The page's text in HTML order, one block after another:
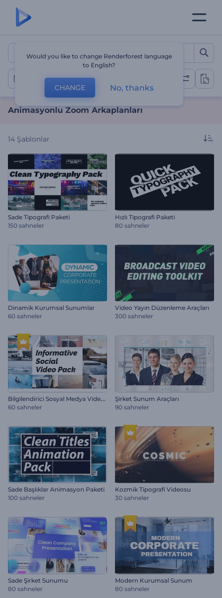
Animasyonlu Zoom
Zoom Arkaplan Videoları
Animasyonlu Zoom Arkaplanları
14 Şablonlar
Sade Tipografi Paketi
150 sahneler
Hızlı Tipografi Paketi
80 sahneler
Dinamik Kurumsal Sunumlar
60 sahneler
Video Yayın Düzenleme Araçları
300 sahneler
B
ilgilendirici Sosyal Medya Video Paketi
60 sahneler
Şirket Sunum Araçları
90 sahneler
Sade Başlıklar Animasyon Paketi
100 sahneler
Kozmik Tipografi Videosu
30 sahneler
Sade Şirket Sunumu
80 sahneler
Modern Kurumsal Sunum
80 sahneler
Would you like to change Renderforest language
to English?
CHANGE No, thanks